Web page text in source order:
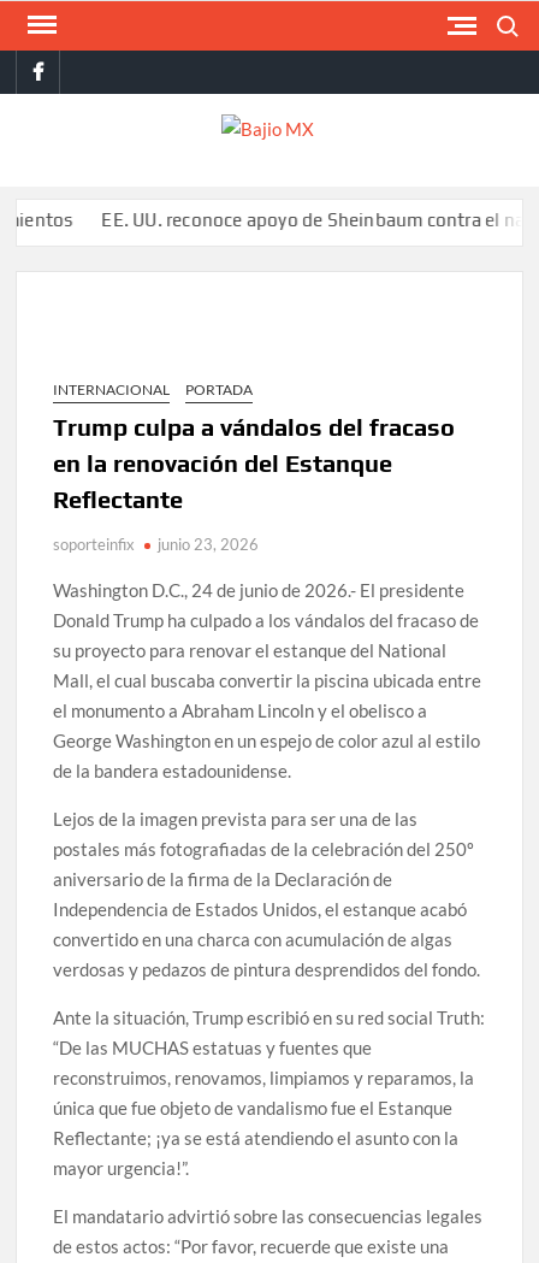
Saltar
contenidofacebook
EE. UU. reconoce apoyo de Sheinbaum contra el narco
INTERNACIONAL PORTADA
Trump culpa a vándalos del fracaso
en la renovación del Estanque
Reflectante
soporteinfix junio 23, 2026
Washington D.C., 24 de junio de 2026.- El presidente
Donald Trump ha culpado a los vándalos del fracaso de
su proyecto para renovar el estanque del National
Mall, el cual buscaba convertir la piscina ubicada entre
el monumento a Abraham Lincoln y el obelisco a
George Washington en un espejo de color azul al estilo
de la bandera estadounidense.
Lejos de la imagen prevista para ser una de las
postales más fotografiadas de la celebración del 250º
aniversario de la firma de la Declaración de
Independencia de Estados Unidos, el estanque acabó
convertido en una charca con acumulación de algas
verdosas y pedazos de pintura desprendidos del fondo.
Ante la situación, Trump escribió en su red social Truth:
“De las MUCHAS estatuas y fuentes que
reconstruimos, renovamos, limpiamos y reparamos, la
única que fue objeto de vandalismo fue el Estanque
Reflectante; ¡ya se está atendiendo el asunto con la
mayor urgencia!”.
El mandatario advirtió sobre las consecuencias legales
de estos actos: “Por favor, recuerde que existe una